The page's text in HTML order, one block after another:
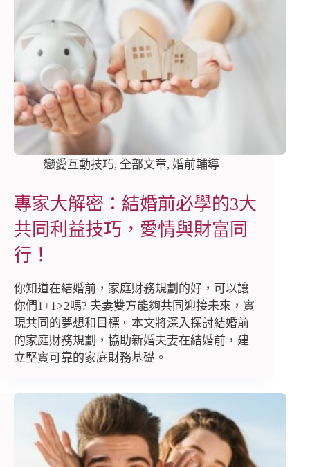
戀愛互動技巧, 全部文章, 婚前輔導
專家大解密：結婚前必學的3大
共同利益技巧，愛情與財富同
行！
你知道在結婚前，家庭財務規劃的好，可以讓
你們1+1>2嗎? 夫妻雙方能夠共同迎接未來，實
現共同的夢想和目標。本文將深入探討結婚前
的家庭財務規劃，協助新婚夫妻在結婚前，建
立堅實可靠的家庭財務基礎。